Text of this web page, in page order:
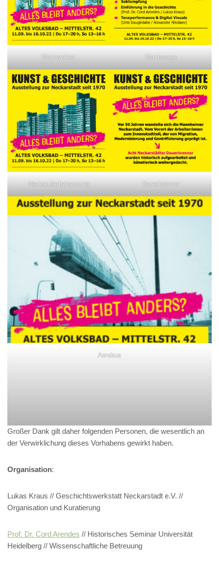
Walzwerker Vernissage
Neckaruferbebauuung Dauerbrenner
Aerobus
Großer Dank gilt daher folgenden Personen, die wesentlich an
der Verwirklichung dieses Vorhabens gewirkt haben.
Organisation:
Lukas Kraus // Geschichtswerkstatt Neckarstadt e.V. //
Organisation und Kuratierung
Prof. Dr. Cord Arendes // Historisches Seminar Universität
Heidelberg // Wissenschaftliche Betreuung